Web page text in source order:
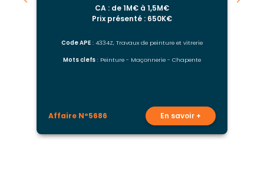
CA : de 1M€ à 1,5M€
Prix présenté : 650K€
Code APE : 4334Z, Travaux de peinture et vitrerie
Mots clefs : Peinture - Maçonnerie - Chapente
Affaire N°5686 En savoir +